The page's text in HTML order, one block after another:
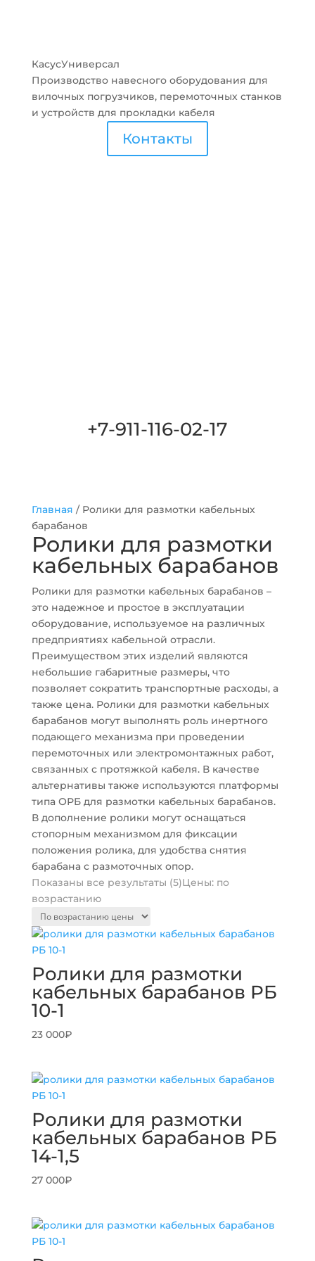
КасусУниверсал
Производство навесного оборудования для
вилочных погрузчиков, перемоточных станков
и устройств для прокладки кабеля
Контакты
+7-911-116-02-17
Главная / Ролики для размотки кабельных
барабанов
Ролики для размотки
кабельных барабанов
Ролики для размотки кабельных барабанов –
это надежное и простое в эксплуатации
оборудование, используемое на различных
предприятиях кабельной отрасли.
Преимуществом этих изделий являются
небольшие габаритные размеры, что
позволяет сократить транспортные расходы, а
также цена. Ролики для размотки кабельных
барабанов могут выполнять роль инертного
подающего механизма при проведении
перемоточных или электромонтажных работ,
связанных с протяжкой кабеля. В качестве
альтернативы также используются платформы
типа ОРБ для размотки кабельных барабанов.
В дополнение ролики могут оснащаться
стопорным механизмом для фиксации
положения ролика, для удобства снятия
барабана с размоточных опор.
Показаны все результаты (5)Цены: по
возрастанию
Ролики для размотки
кабельных барабанов РБ
10-1
23 000₽
Ролики для размотки
кабельных барабанов РБ
14-1,5
27 000₽